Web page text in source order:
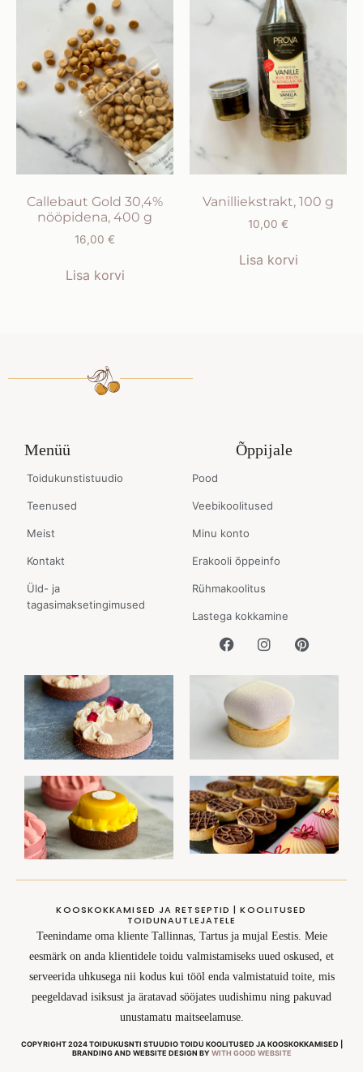
Callebaut Gold 30,4%
nööpidena, 400 g
16,00 €
Lisa korvi
Vanilliekstrakt, 100 g
10,00 €
Lisa korvi
Menüü
Toidukunstistuudio
Teenused
Meist
Kontakt
Üld- ja
tagasimaksetingimused
Õppijale
Pood
Veebikoolitused
Minu konto
Erakooli õppeinfo
Rühmakoolitus
Lastega kokkamine
KOOSKOKKAMISED JA RETSEPTID | KOOLITUSED
TOIDUNAUTLEJATELE
Teenindame oma kliente Tallinnas, Tartus ja mujal Eestis. Meie
eesmärk on anda klientidele toidu valmistamiseks uued oskused, et
serveerida uhkusega nii kodus kui tööl enda valmistatuid toite, mis
peegeldavad isiksust ja äratavad sööjates uudishimu ning pakuvad
unustamatu maitseelamuse.
COPYRIGHT 2024 TOIDUKUSNTI STUUDIO TOIDU KOOLITUSED JA KOOSKOKKAMISED |
BRANDING AND WEBSITE DESIGN BY WITH GOOD WEBSITE